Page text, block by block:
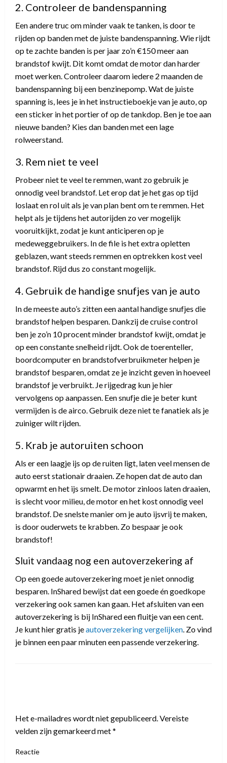
2. Controleer de bandenspanning
Een andere truc om minder vaak te tanken, is door te
rijden op banden met de juiste bandenspanning. Wie rijdt
op te zachte banden is per jaar zo’n €150 meer aan
brandstof kwijt. Dit komt omdat de motor dan harder
moet werken. Controleer daarom iedere 2 maanden de
bandenspanning bij een benzinepomp. Wat de juiste
spanning is, lees je in het instructieboekje van je auto, op
een sticker in het portier of op de tankdop. Ben je toe aan
nieuwe banden? Kies dan banden met een lage
rolweerstand.
3. Rem niet te veel
Probeer niet te veel te remmen, want zo gebruik je
onnodig veel brandstof. Let erop dat je het gas op tijd
loslaat en rol uit als je van plan bent om te remmen. Het
helpt als je tijdens het autorijden zo ver mogelijk
vooruitkijkt, zodat je kunt anticiperen op je
medeweggebruikers. In de file is het extra opletten
geblazen, want steeds remmen en optrekken kost veel
brandstof. Rijd dus zo constant mogelijk.
4. Gebruik de handige snufjes van je auto
In de meeste auto’s zitten een aantal handige snufjes die
brandstof helpen besparen. Dankzij de cruise control
ben je zo’n 10 procent minder brandstof kwijt, omdat je
op een constante snelheid rijdt. Ook de toerenteller,
boordcomputer en brandstofverbruikmeter helpen je
brandstof besparen, omdat ze je inzicht geven in hoeveel
brandstof je verbruikt. Je rijgedrag kun je hier
vervolgens op aanpassen. Een snufje die je beter kunt
vermijden is de airco. Gebruik deze niet te fanatiek als je
zuiniger wilt rijden.
5. Krab je autoruiten schoon
Als er een laagje ijs op de ruiten ligt, laten veel mensen de
auto eerst stationair draaien. Ze hopen dat de auto dan
opwarmt en het ijs smelt. De motor zinloos laten draaien,
is slecht voor milieu, de motor en het kost onnodig veel
brandstof. De snelste manier om je auto ijsvrij te maken,
is door ouderwets te krabben. Zo bespaar je ook
brandstof!
Sluit vandaag nog een autoverzekering af
Op een goede autoverzekering moet je niet onnodig
besparen. InShared bewijst dat een goede én goedkope
verzekering ook samen kan gaan. Het afsluiten van een
autoverzekering is bij InShared een fluitje van een cent.
Je kunt hier gratis jeautoverzekering vergelijken. Zo vind
je binnen een paar minuten een passende verzekering.
Het e-mailadres wordt niet gepubliceerd.Vereiste
velden zijn gemarkeerd met*
Reactie